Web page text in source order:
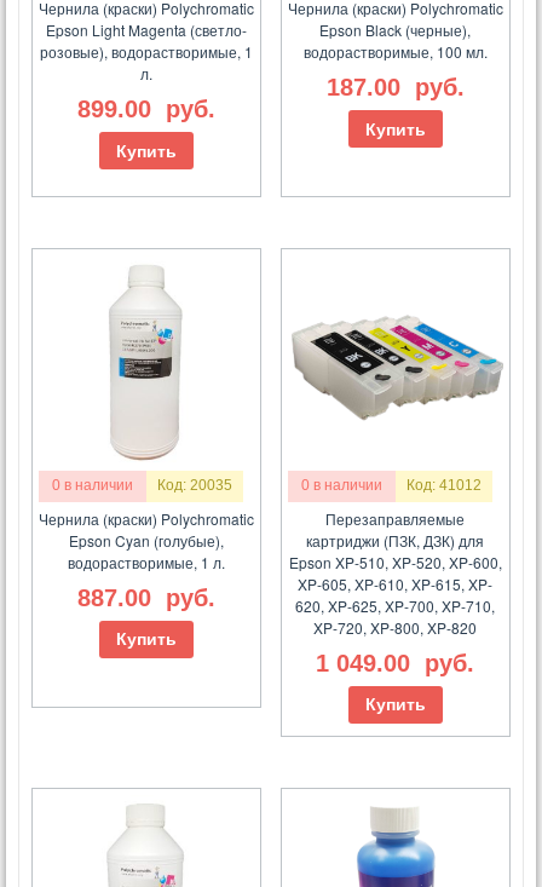
Чернила (краски) Polychromatic
Epson Light Magenta (светло-
розовые), водорастворимые, 1
л.
899.00 руб.
Купить
Чернила (краски) Polychromatic
Epson Black (черные),
водорастворимые, 100 мл.
187.00 руб.
Купить
0 в наличии Код: 20035
Чернила (краски) Polychromatic
Epson Cyan (голубые),
водорастворимые, 1 л.
887.00 руб.
Купить
0 в наличии Код: 41012
Перезаправляемые
картриджи (ПЗК, ДЗК) для
Epson XP-510, XP-520, XP-600,
XP-605, XP-610, XP-615, XP-
620, XP-625, XP-700, XP-710,
XP-720, XP-800, XP-820
1 049.00 руб.
Купить